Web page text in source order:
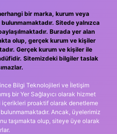
bir marka, kurum veya
Sitede yalnızca
Burada yer alan
olup, gerçek kurum ve kişiler
Gerçek kurum ve kişiler ile
Sitemizdeki bilgiler taslak
Bilgi Teknolojileri ve İletişim
bir Yer Sağlayıcı olarak hizmet
proaktif olarak denetleme
Ancak, üyelerimiz
taşımakta olup, siteye üye olarak